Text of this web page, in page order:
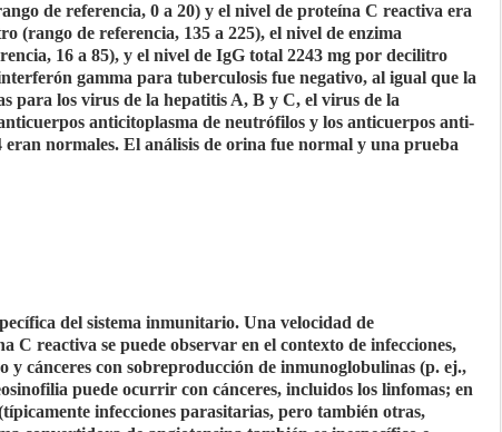
de referencia, 0 a 20) y el nivel de proteína C reactiva era
(rango de referencia, 135 a 225), el nivel de enzima
16 a 85), y el nivel de IgG total 2243 mg por decilitro
gamma para tuberculosis fue negativo, al igual que la
para los virus de la hepatitis A, B y C, el virus de la
anticitoplasma de neutrófilos y los anticuerpos anti-
normales. El análisis de orina fue normal y una prueba
del sistema inmunitario. Una velocidad de
reactiva se puede observar en el contexto de infecciones,
y cánceres con sobreproducción de inmunoglobulinas (p. ej.,
puede ocurrir con cánceres, incluidos los linfomas; en
infecciones parasitarias, pero también otras,